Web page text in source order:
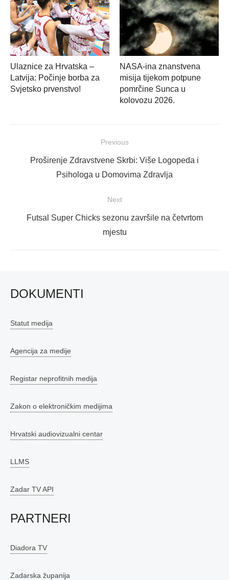
Ulaznice za Hrvatska –
Latvija: Počinje borba za
Svjetsko prvenstvo!
NASA-ina znanstvena
misija tijekom potpune
pomrčine Sunca u
kolovozu 2026.
objava
Previous
Previous
Proširenje Zdravstvene Skrbi: Više Logopeda i
Psihologa u Domovima Zdravlja
Next
NextFutsal Super Chicks sezonu završile na četvrtom
mjestu
DOKUMENTI
Statut medija
Agencija za medije
Registar neprofitnih medija
Zakon o elektroničkim medijima
Hrvatski audiovizualni centar
LLMS
Zadar TV API
PARTNERI
Diadora TV
Zadarska županija